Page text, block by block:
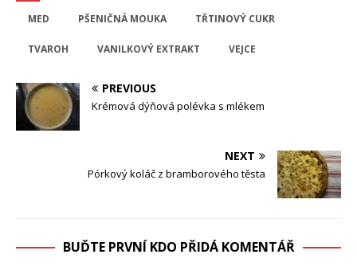
MED PŠENIČNÁ MOUKA TŘTINOVÝ CUKR
TVAROH VANILKOVÝ EXTRAKT VEJCE
PREVIOUS
Krémová dýňová polévka s mlékem
NEXT
Pórkový koláč z bramborového těsta
BUĎTE PRVNÍ KDO PŘIDÁ KOMENTÁŘ